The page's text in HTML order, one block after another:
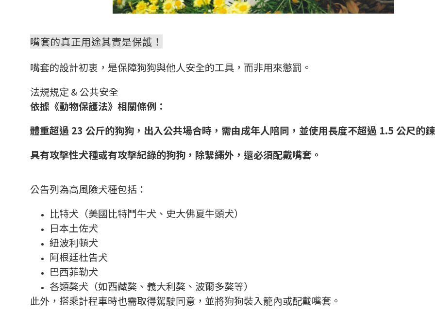
嘴套的真正用途其實是保護！
嘴套的設計初衷，是保障狗狗與他人安全的工具，而非用來懲罰。
法規規定 & 公共安全
依據《動物保護法》相關條例：
體重超過 23 公斤的狗狗，出入公共場合時，需由成年人陪同，並使用長度不超過 1.5 公尺的
具有攻擊性犬種或有攻擊紀錄的狗狗，除繫繩外，還必須配戴嘴套。
公告列為高風險犬種包括：
比特犬（美國比特鬥牛犬、史大佛夏牛頭犬）
日本土佐犬
紐波利頓犬
阿根廷杜告犬
巴西菲勒犬
各類獒犬（如西藏獒、義大利獒、波爾多獒等）
此外，搭乘計程車時也需取得駕駛同意，並將狗狗裝入籠內或配戴嘴套。